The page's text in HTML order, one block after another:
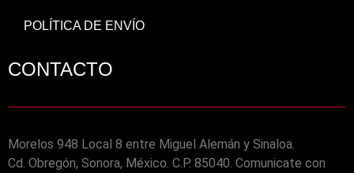
POLÍTICA DE ENVÍO
CONTACTO
Morelos 948 Local 8 entre Miguel Alemán y Sinaloa.
Cd. Obregón, Sonora, México. C.P. 85040. Comunicate con